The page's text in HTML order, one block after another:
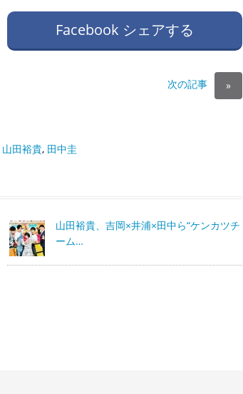
Facebook シェアする
次の記事 »
山田裕貴, 田中圭
山田裕貴、吉岡×井浦×田中ら“ケンカツチ
ーム…